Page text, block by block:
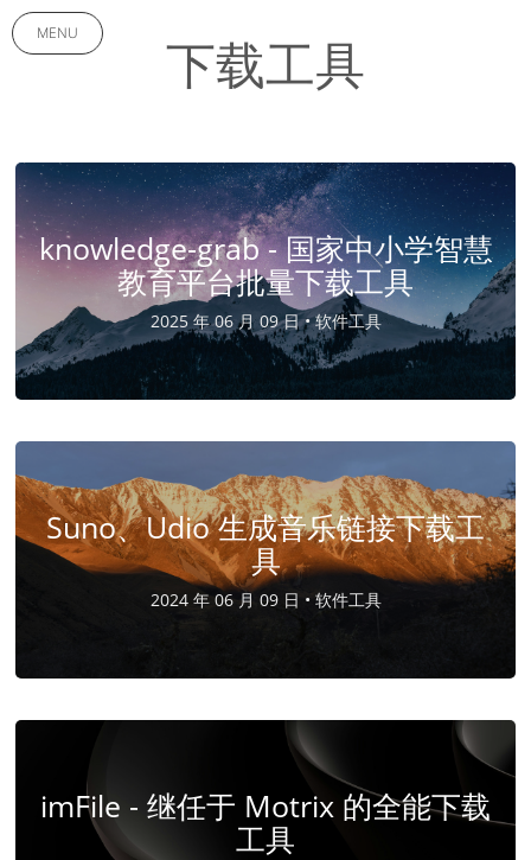
MENU 下载工具
knowledge-grab - 国家中小学智慧
教育平台批量下载工具
2025 年 06 月 09 日 •软件工具
Suno、Udio 生成音乐链接下载工
具
2024 年 06 月 09 日 • 软件工具
imFile - 继任于 Motrix 的全能下载
工具